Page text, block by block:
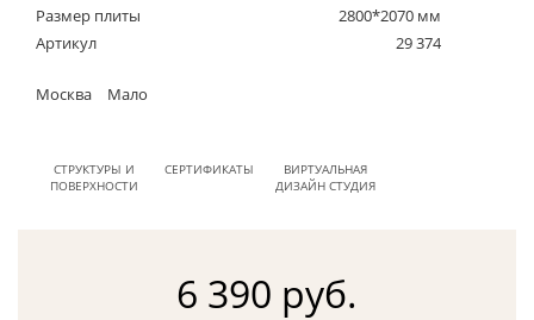
Размер плиты
2800*2070 мм
Артикул
29 374
Москва Мало
СТРУКТУРЫ И
ПОВЕРХНОСТИ
СЕРТИФИКАТЫ
ВИРТУАЛЬНАЯ
ДИЗАЙН СТУДИЯ
6 390 руб.